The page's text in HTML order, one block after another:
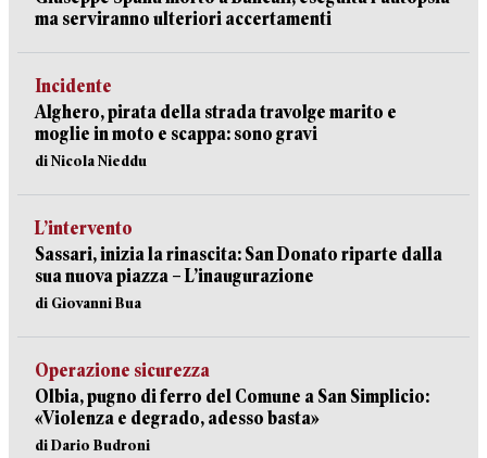
ma serviranno ulteriori accertamenti
Incidente
Alghero, pirata della strada travolge marito e
moglie in moto e scappa: sono gravi
di Nicola Nieddu
L’intervento
Sassari, inizia la rinascita: San Donato riparte dalla
sua nuova piazza – L’inaugurazione
di Giovanni Bua
Operazione sicurezza
Olbia, pugno di ferro del Comune a San Simplicio:
«Violenza e degrado, adesso basta»
di Dario Budroni